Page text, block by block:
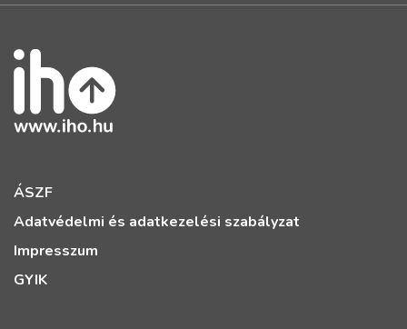
ÁSZF
Adatvédelmi és adatkezelési szabályzat
Impresszum
GYIK